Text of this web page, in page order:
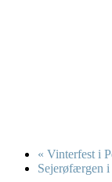
« Vinterfest i
Sejerøfærgen